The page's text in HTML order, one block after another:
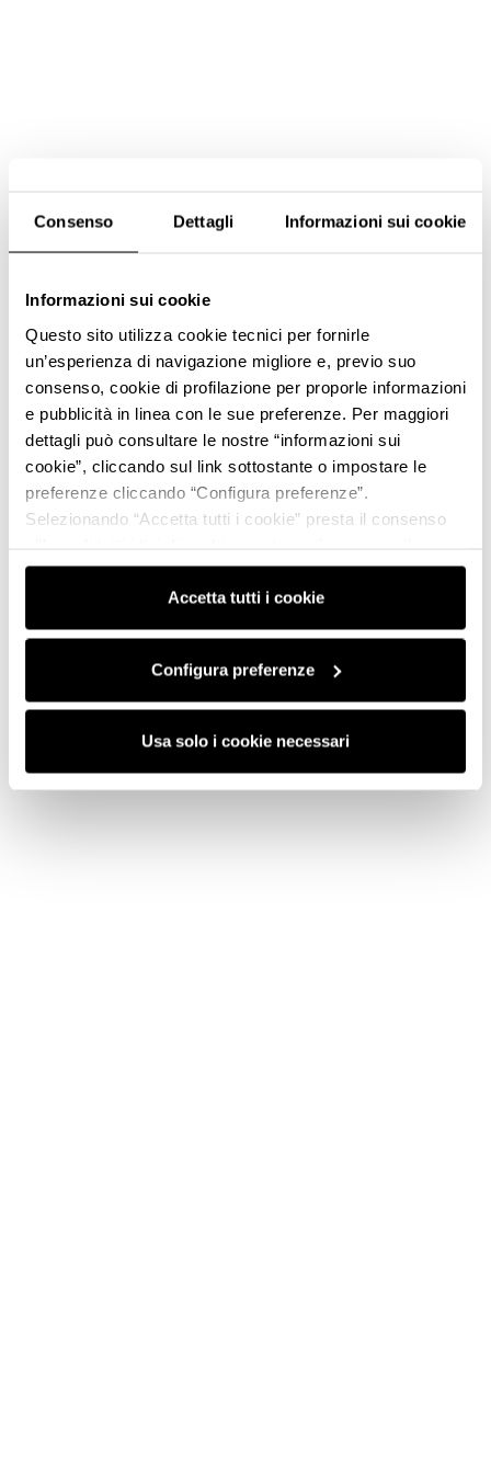
Consenso Dettagli Informazioni sui cookie
Informazioni sui cookie
Questo sito utilizza cookie tecnici per fornirle
un’esperienza di navigazione migliore e, previo suo
consenso, cookie di profilazione per proporle informazioni
e pubblicità in linea con le sue preferenze. Per maggiori
dettagli può consultare le nostre “informazioni sui
cookie”, cliccando sul link sottostante o impostare le
preferenze cliccando “Configura preferenze”.
Selezionando “Accetta tutti i cookie” presta il consenso
consenso cliccando su “Usa solo i cookie necessari” e
saranno attivati i soli cookie tecnici necessari al corretto
funzionamento del sito.
Accetta tutti i cookie
Configura preferenze
Usa solo i cookie necessari